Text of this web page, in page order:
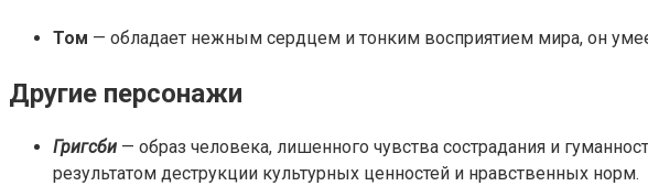
Том — обладает нежным сердцем и тонким восприятием мира, он
Другие персонажи
Григсби — образ человека, лишенного чувства сострадания и
результатом деструкции культурных ценностей и нравственных норм.